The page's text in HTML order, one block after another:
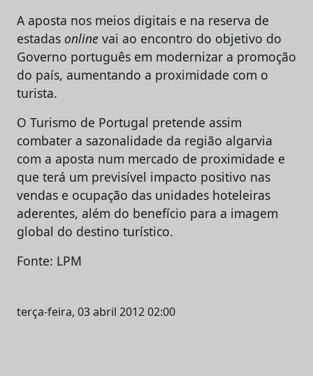
A aposta nos meios digitais e na reserva de
estadas online vai ao encontro do objetivo do
Governo português em modernizar a promoção
do país, aumentando a proximidade com o
turista.
O Turismo de Portugal pretende assim
combater a sazonalidade da região algarvia
com a aposta num mercado de proximidade e
que terá um previsível impacto positivo nas
vendas e ocupação das unidades hoteleiras
aderentes, além do benefício para a imagem
global do destino turístico.
Fonte: LPM
terça-feira, 03 abril 2012 02:00